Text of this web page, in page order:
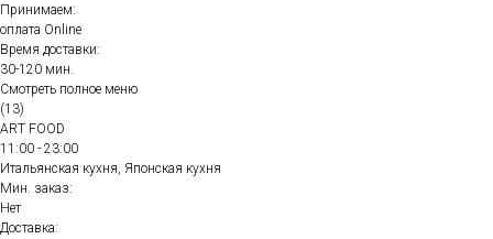
Принимаем:
оплата Online
Время доставки:
30-120 мин.
Смотреть полное меню
(13)
ART FOOD
11:00 - 23:00
Итальянская кухня, Японская кухня
Мин. заказ:
Нет
Доставка: